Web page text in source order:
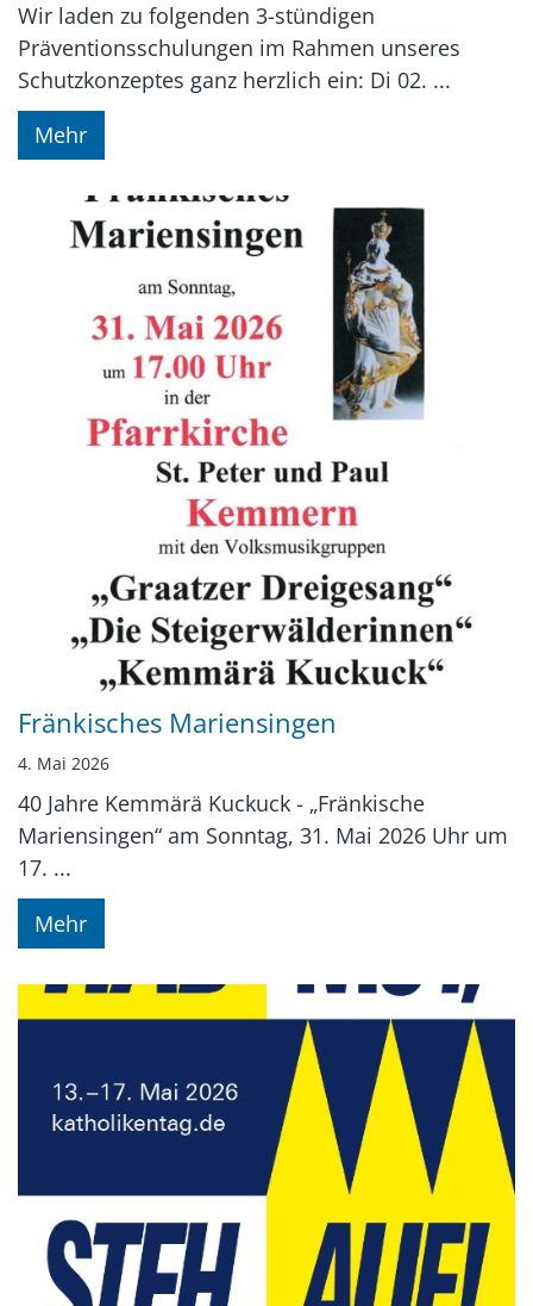
Wir laden zu folgenden 3-stündigen
Präventionsschulungen im Rahmen unseres
Schutzkonzeptes ganz herzlich ein: Di 02. ...
Mehr
Fränkisches Mariensingen
4. Mai 2026
40 Jahre Kemmärä Kuckuck - „Fränkische
Mariensingen“ am Sonntag, 31. Mai 2026 Uhr um
17. ...
Mehr